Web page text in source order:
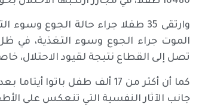
الموت جراء الجوع وسوء التغذية، في ظل
تصل إلى القطاع نتيجة لقيود الاحتلال،
جانب الآثار النفسية التي تنعكس على